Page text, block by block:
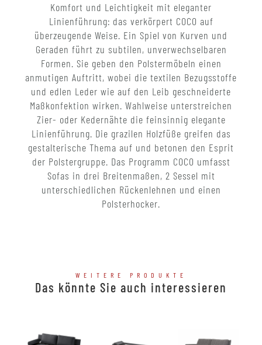
Komfort und Leichtigkeit mit eleganter
Linienführung: das verkörpert COCO auf
überzeugende Weise. Ein Spiel von Kurven und
Geraden führt zu subtilen, unverwechselbaren
Formen. Sie geben den Polstermöbeln einen
anmutigen Auftritt, wobei die textilen Bezugsstoffe
und edlen Leder wie auf den Leib geschneiderte
Maßkonfektion wirken. Wahlweise unterstreichen
Zier- oder Kedernähte die feinsinnig elegante
Linienführung. Die grazilen Holzfüße greifen das
gestalterische Thema auf und betonen den Esprit
der Polstergruppe. Das Programm COCO umfasst
Sofas in drei Breitenmaßen, 2 Sessel mit
unterschiedlichen Rückenlehnen und einen
Polsterhocker.
WEITERE PRODUKTE
Das könnte Sie auch interessieren